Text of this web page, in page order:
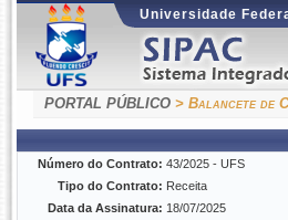
Universidade
PORTAL PÚBLICO > Balancete de
Número do Contrato: 43/2025 - UFS
Tipo do Contrato: Receita
Data da Assinatura: 18/07/2025